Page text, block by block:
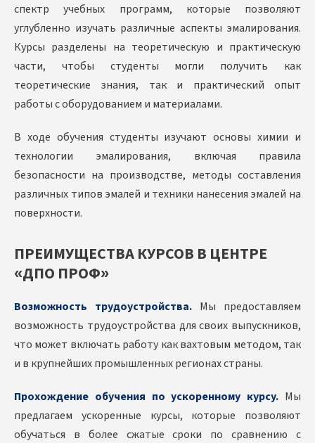
спектр учебных программ, которые позволяют
углубленно изучать различные аспекты эмалирования.
Курсы разделены на теоретическую и практическую
части, чтобы студенты могли получить как
теоретические знания, так и практический опыт
работы с оборудованием и материалами.
В ходе обучения студенты изучают основы химии и
технологии эмалирования, включая правила
безопасности на производстве, методы составления
различных типов эмалей и техники нанесения эмалей на
поверхности.
ПРЕИМУЩЕСТВА КУРСОВ В ЦЕНТРЕ
«ДПО ПРОФ»
Возможность трудоустройства. Мы предоставляем
возможность трудоустройства для своих выпускников,
что может включать работу как вахтовым методом, так
и в крупнейших промышленных регионах страны.
Прохождение обучения по ускоренному курсу. Мы
предлагаем ускоренные курсы, которые позволяют
обучаться в более сжатые сроки по сравнению с